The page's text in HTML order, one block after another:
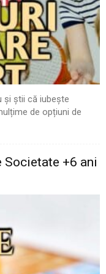
și știi că iubește
de opțiuni de
+6 ani